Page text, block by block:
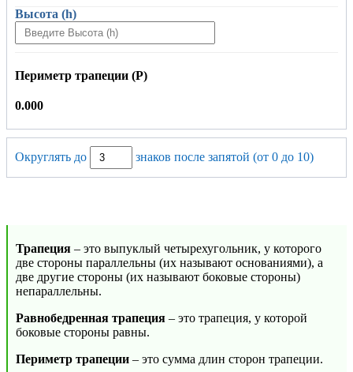
Высота (h)
Периметр трапеции (P)
0.000
Округлять до знаков после запятой (от 0 до 10)
Трапеция – это выпуклый четырехугольник, у которого
две стороны параллельны (их называют основаниями), а
две другие стороны (их называют боковые стороны)
непараллельны.
Равнобедренная трапеция – это трапеция, у которой
боковые стороны равны.
Периметр трапеции – это сумма длин сторон трапеции.